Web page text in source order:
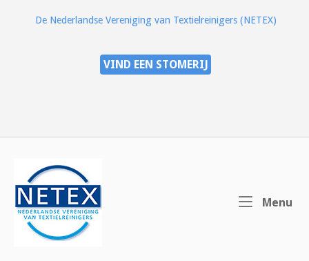
De Nederlandse Vereniging van Textielreinigers (NETEX)
VIND EEN STOMERIJ
Menu